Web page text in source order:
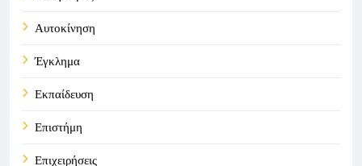
Αυτοκίνηση
Έγκλημα
Εκπαίδευση
Επιστήμη
Επιχειρήσεις